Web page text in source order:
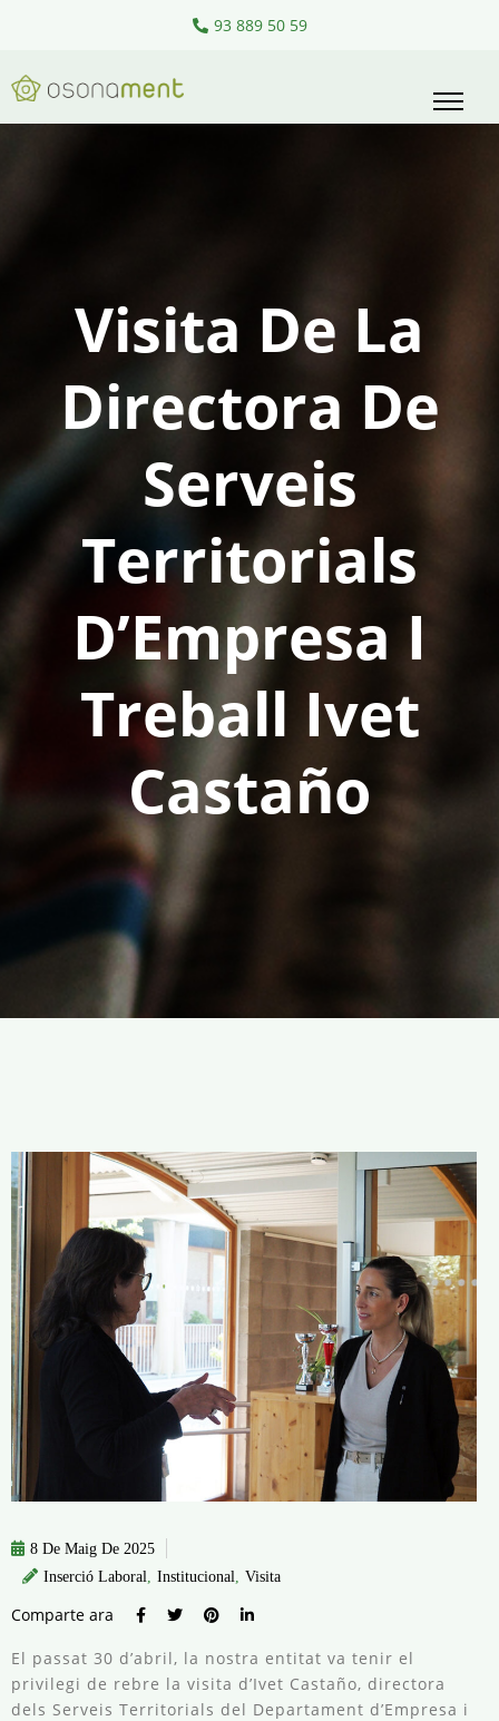
93 889 50 59
Visita De La
Directora De
Serveis
Territorials
D’Empresa I
Treball Ivet
Castaño
8 De Maig De 2025
Inserció Laboral
Institucional Visita
Comparte ara
El passat 30 d’abril, la nostra entitat va tenir el
privilegi de rebre la visita d’Ivet Castaño, directora
dels Serveis Territorials del Departament d’Empresa i